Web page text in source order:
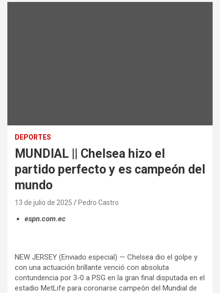
DEPORTES
MUNDIAL || Chelsea hizo el
partido perfecto y es campeón del
mundo
13 de julio de 2025 Pedro Castro
espn.com.ec
NEW JERSEY (Enviado especial) — Chelsea dio el golpe y
con una actuación brillante venció con absoluta
contundencia por 3-0 a PSG en la gran final disputada en el
estadio MetLife para coronarse campeón del Mundial de